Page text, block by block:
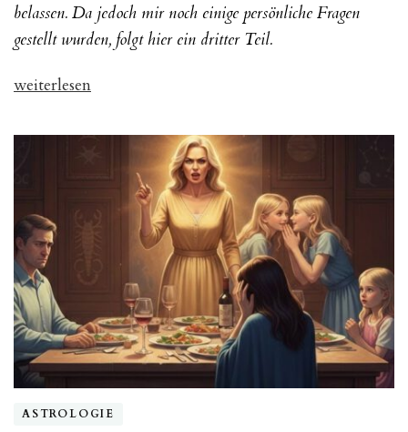
belassen. Da jedoch mir noch einige persönliche Fragen
gestellt wurden, folgt hier ein dritter Teil.
„Narzisstische
Teil
weiterlesen
ASTROLOGIE